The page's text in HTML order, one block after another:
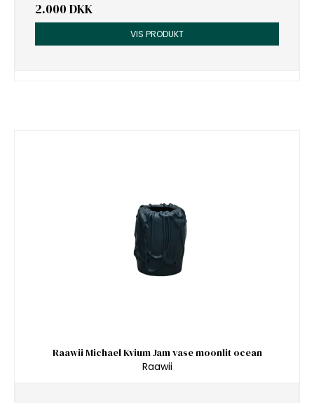
2.000 DKK
VIS PRODUKT
Raawii Michael Kvium Jam vase moonlit ocean
Raawii